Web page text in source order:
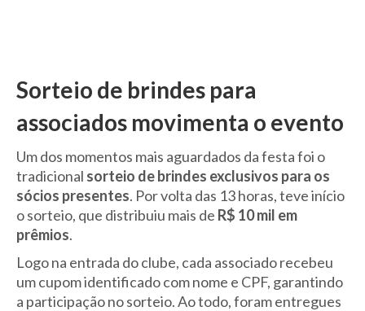
Sorteio de brindes para
associados movimenta o evento
Um dos momentos mais aguardados da festa foi o
tradicional sorteio de brindes exclusivos para os
sócios presentes. Por volta das 13 horas, teve início
o sorteio, que distribuiu mais de R$ 10 mil em
prêmios.
Logo na entrada do clube, cada associado recebeu
um cupom identificado com nome e CPF, garantindo
a participação no sorteio. Ao todo, foram entregues